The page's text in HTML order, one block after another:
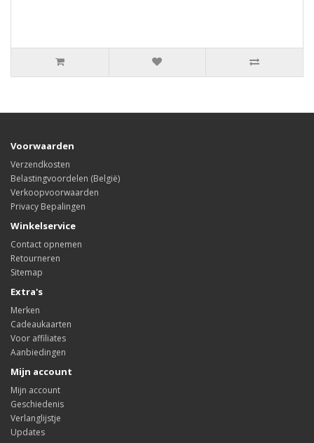
Voorwaarden
Verzendkosten
Belastingvoordelen (België)
Verkoopvoorwaarden
Privacy Bepalingen
Winkelservice
Contact opnemen
Retourneren
Sitemap
Extra's
Merken
Cadeaukaarten
Voor affiliates
Aanbiedingen
Mijn account
Mijn account
Geschiedenis
Verlanglijstje
Updates